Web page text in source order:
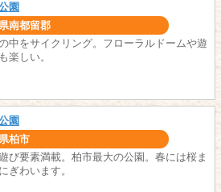
園
南都留郡
中をサイクリング。フローラルドームや遊
楽しい。
園
柏市
び要素満載。柏市最大の公園。春には桜ま
ぎわいます。